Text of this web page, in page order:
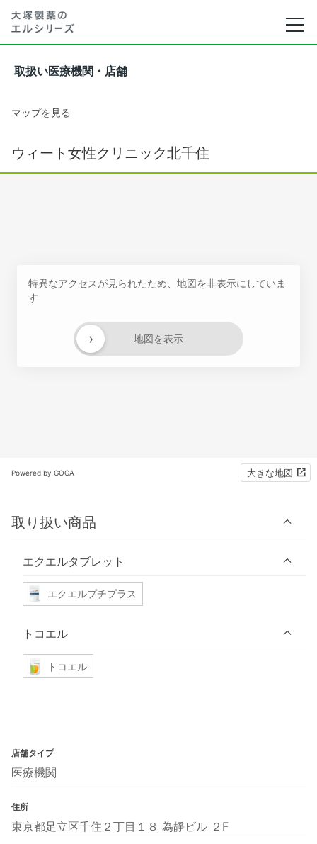
取扱い医療機関・店舗
マップを見る
ウィート女性クリニック北千住
特異なアクセスが見られたため、地図を非表示にしていま
す
地図を表示
›
Powered by GOGA 大きな地図
取り扱い商品
エクエルタブレット
エクエルプチプラス
トコエル
トコエル
店舗タイプ
医療機関
住所
東京都足立区千住２丁目１８ 為靜ビル ２F